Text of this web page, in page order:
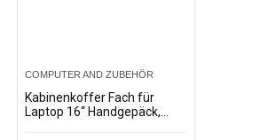
COMPUTER AND ZUBEHÖR
Kabinenkoffer Fach für
Laptop 16‘‘ Handgepäck,